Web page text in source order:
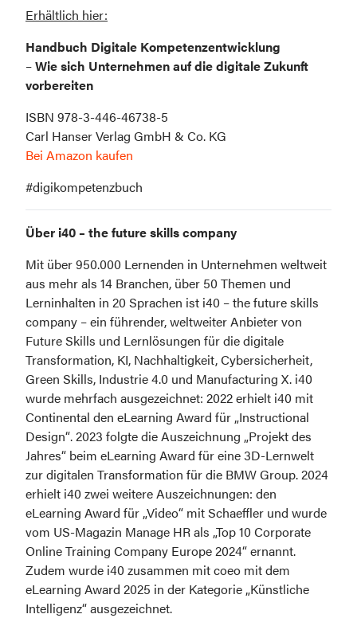
Erhältlich hier:
Handbuch Digitale Kompetenzentwicklung
– Wie sich Unternehmen auf die digitale Zukunft
vorbereiten
ISBN 978-3-446-46738-5
Bei Amazon kaufen
#digikompetenzbuch
Über i40 – the future skills company
Mit über 950.000 Lernenden in Unternehmen weltweit
aus mehr als 14 Branchen, über 50 Themen und
Lerninhalten in 20 Sprachen ist i40 – the future skills
company – ein führender, weltweiter Anbieter von
Future Skills und Lernlösungen für die digitale
Transformation, KI, Nachhaltigkeit, Cybersicherheit,
Green Skills, Industrie 4.0 und Manufacturing X. i40
wurde mehrfach ausgezeichnet: 2022 erhielt i40 mit
Continental den eLearning Award für „Instructional
Design“. 2023 folgte die Auszeichnung „Projekt des
Jahres“ beim eLearning Award für eine 3D-Lernwelt
zur digitalen Transformation für die BMW Group. 2024
erhielt i40 zwei weitere Auszeichnungen: den
eLearning Award für „Video“ mit Schaeffler und wurde
vom US-Magazin Manage HR als „Top 10 Corporate
Online Training Company Europe 2024“ ernannt.
Zudem wurde i40 zusammen mit coeo mit dem
eLearning Award 2025 in der Kategorie „Künstliche
Intelligenz“ ausgezeichnet.